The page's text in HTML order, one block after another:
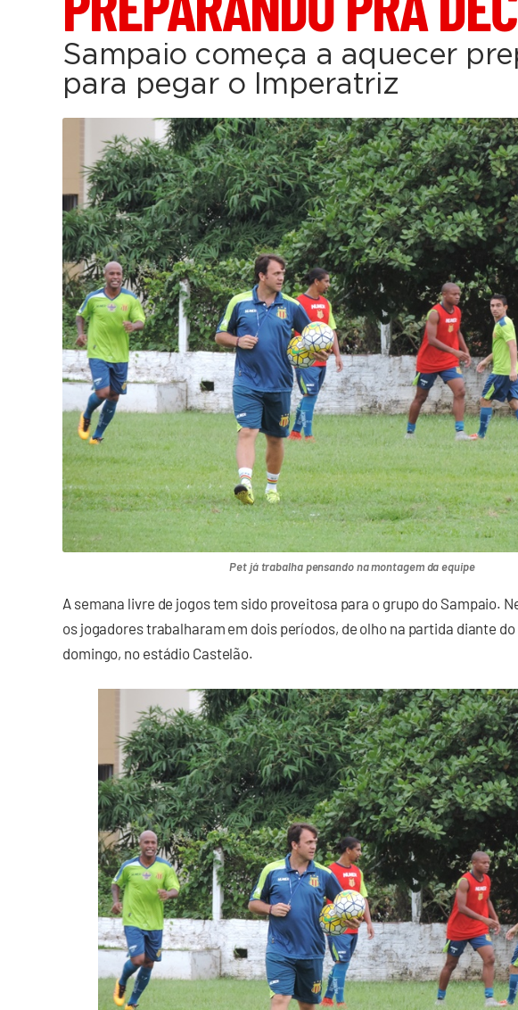
Sampaio começa a aquecer
para pegar o Imperatriz
Pet já trabalha pensando na montagem da equipe
A semana livre de jogos tem sido proveitosa para o grupo do Sampaio.
os jogadores trabalharam em dois períodos, de olho na partida diante
domingo, no estádio Castelão.